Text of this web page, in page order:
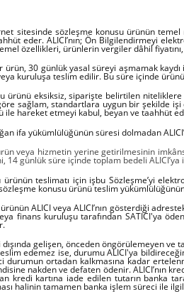
sitesinde sözleşme konusu ürünün
eder. ALICI’nın; Ön Bilgilendirmeyi
özellikleri, ürünlerin vergiler dâhil
30 günlük yasal süreyi aşmamak kaydı
kuruluşa teslim edilir. Bu süre içinde
ürünü eksiksiz, siparişte belirtilen
sağlam, standartlara uygun bir şekilde
ile hareket etmeyi kabul, beyan ve taahhüt
ifa yükümlülüğünün süresi dolmadan
veya hizmetin yerine getirilmesinin
14 günlük süre içinde toplam bedeli
ürünün teslimatı için işbu Sözleşme’yi
sözleşme konusu ürünü teslim
ALICI veya ALICI’nın gösterdiği
finans kuruluşu tarafından SATICI'ya
dışında gelişen, önceden öngörülemeyen
edemez ise, durumu ALICI'ya
ortadan kalkmasına kadar
nakden ve defaten ödenir. ALICI’nın
kredi kartına iade edilen tutarın banka
halinin tamamen banka işlem süreci ile